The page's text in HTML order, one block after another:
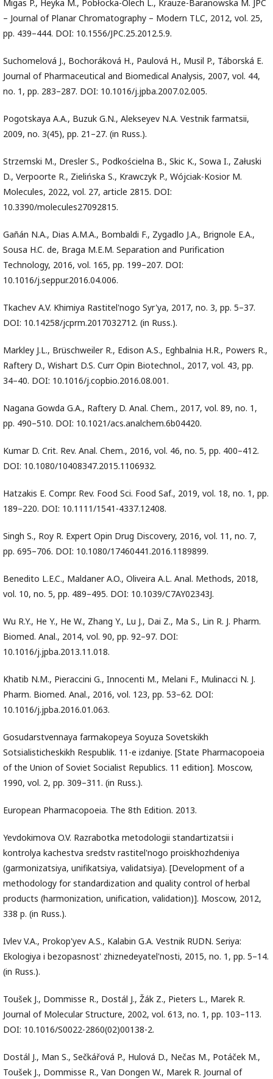
Migas P., Heyka M., Pobłocka-Olech L., Krauze-Baranowska M. JPC
– Journal of Planar Chromatography – Modern TLC, 2012, vol. 25,
pp. 439–444. DOI: 10.1556/JPC.25.2012.5.9.
Suchomelová J., Bochoráková H., Paulová H., Musil P., Táborská E.
Journal of Pharmaceutical and Biomedical Analysis, 2007, vol. 44,
no. 1, pp. 283–287. DOI: 10.1016/j.jpba.2007.02.005.
Pogotskaya A.A., Buzuk G.N., Alekseyev N.A. Vestnik farmatsii,
2009, no. 3(45), pp. 21–27. (in Russ.).
Strzemski M., Dresler S., Podkościelna B., Skic K., Sowa I., Załuski
D., Verpoorte R., Zielińska S., Krawczyk P., Wójciak-Kosior M.
Molecules, 2022, vol. 27, article 2815. DOI:
10.3390/molecules27092815.
Gañán N.A., Dias A.M.A., Bombaldi F., Zygadlo J.A., Brignole E.A.,
Sousa H.C. de, Braga M.E.M. Separation and Purification
Technology, 2016, vol. 165, pp. 199–207. DOI:
10.1016/j.seppur.2016.04.006.
Tkachev A.V. Khimiya Rastitel'nogo Syr'ya, 2017, no. 3, pp. 5–37.
DOI: 10.14258/jcprm.2017032712. (in Russ.).
Markley J.L., Brüschweiler R., Edison A.S., Eghbalnia H.R., Powers R.,
Raftery D., Wishart D.S. Curr Opin Biotechnol., 2017, vol. 43, pp.
34–40. DOI: 10.1016/j.copbio.2016.08.001.
Nagana Gowda G.A., Raftery D. Anal. Chem., 2017, vol. 89, no. 1,
pp. 490–510. DOI: 10.1021/acs.analchem.6b04420.
Kumar D. Crit. Rev. Anal. Chem., 2016, vol. 46, no. 5, pp. 400–412.
DOI: 10.1080/10408347.2015.1106932.
Hatzakis E. Compr. Rev. Food Sci. Food Saf., 2019, vol. 18, no. 1, pp.
189–220. DOI: 10.1111/1541-4337.12408.
Singh S., Roy R. Expert Opin Drug Discovery, 2016, vol. 11, no. 7,
pp. 695–706. DOI: 10.1080/17460441.2016.1189899.
Benedito L.E.C., Maldaner A.O., Oliveira A.L. Anal. Methods, 2018,
vol. 10, no. 5, pp. 489–495. DOI: 10.1039/C7AY02343J.
Wu R.Y., He Y., He W., Zhang Y., Lu J., Dai Z., Ma S., Lin R. J. Pharm.
Biomed. Anal., 2014, vol. 90, pp. 92–97. DOI:
10.1016/j.jpba.2013.11.018.
Khatib N.M., Pieraccini G., Innocenti M., Melani F., Mulinacci N. J.
Pharm. Biomed. Anal., 2016, vol. 123, pp. 53–62. DOI:
10.1016/j.jpba.2016.01.063.
Gosudarstvennaya farmakopeya Soyuza Sovetskikh
Sotsialisticheskikh Respublik. 11-e izdaniye. [State Pharmacopoeia
of the Union of Soviet Socialist Republics. 11 edition]. Moscow,
1990, vol. 2, pp. 309–311. (in Russ.).
European Pharmacopoeia. The 8th Edition. 2013.
Yevdokimova O.V. Razrabotka metodologii standartizatsii i
kontrolya kachestva sredstv rastitel'nogo proiskhozhdeniya
(garmonizatsiya, unifikatsiya, validatsiya). [Development of a
methodology for standardization and quality control of herbal
products (harmonization, unification, validation)]. Moscow, 2012,
338 p. (in Russ.).
Ivlev V.A., Prokop'yev A.S., Kalabin G.A. Vestnik RUDN. Seriya:
Ekologiya i bezopasnost' zhiznedeyatel'nosti, 2015, no. 1, pp. 5–14.
(in Russ.).
Toušek J., Dommisse R., Dostál J., Žák Z., Pieters L., Marek R.
Journal of Molecular Structure, 2002, vol. 613, no. 1, pp. 103–113.
DOI: 10.1016/S0022-2860(02)00138-2.
Dostál J., Man S., Sečkářová P., Hulová D., Nečas M., Potáček M.,
Toušek J., Dommisse R., Van Dongen W., Marek R. Journal of